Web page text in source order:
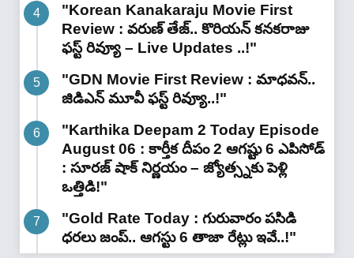
"Korean Kanakaraju Movie First
Review : వరుణ్ తేజ్.. కొరియన్ కనకరాజు
ఫస్ట్ రివ్యూ – Live Updates ..!"
"GDN Movie First Review : మాధవన్..
జిడిఎన్ మూవీ ఫ‌స్ట్ రివ్యూ..!"
"Karthika Deepam 2 Today Episode
August 06 : కార్తీక దీపం 2 ఆగష్టు 6 ఎపిసోడ్
: సూరజ్ షాక్ నిర్ణయం – జ్యోత్స్నకు పెళ్లి
ఒత్తిడి!"
"Gold Rate Today : గురువారం పసిడి
ధరలు జంప్.. ఆగస్టు 6 తాజా రేట్లు ఇవే..!"